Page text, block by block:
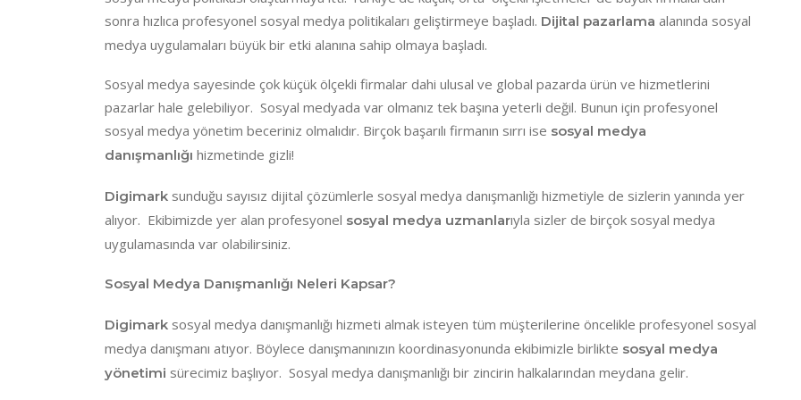
sonra hızlıca profesyonel sosyal medya politikaları geliştirmeye başladı. Dijital pazarlama alanında sosyal
medya uygulamaları büyük bir etki alanına sahip olmaya başladı.
Sosyal medya sayesinde çok küçük ölçekli firmalar dahi ulusal ve global pazarda ürün ve hizmetlerini
pazarlar hale gelebiliyor. Sosyal medyada var olmanız tek başına yeterli değil. Bunun için profesyonel
sosyal medya yönetim beceriniz olmalıdır. Birçok başarılı firmanın sırrı ise sosyal medya
danışmanlığı hizmetinde gizli!
Digimark sunduğu sayısız dijital çözümlerle sosyal medya danışmanlığı hizmetiyle de sizlerin yanında yer
alıyor. Ekibimizde yer alan profesyonel sosyal medya uzmanlarıyla sizler de birçok sosyal medya
uygulamasında var olabilirsiniz.
Sosyal Medya Danışmanlığı Neleri Kapsar?
Digimark sosyal medya danışmanlığı hizmeti almak isteyen tüm müşterilerine öncelikle profesyonel sosyal
medya danışmanı atıyor. Böylece danışmanınızın koordinasyonunda ekibimizle birlikte sosyal medya
yönetimi sürecimiz başlıyor. Sosyal medya danışmanlığı bir zincirin halkalarından meydana gelir.